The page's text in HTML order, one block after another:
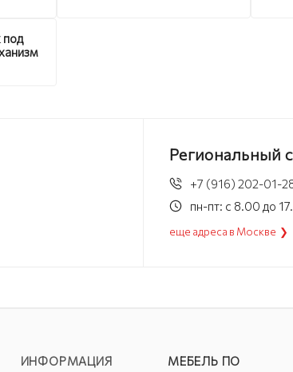
под
Региональный
+7 (916) 202-01-
пн-пт: с 8.00 до
еще адреса в Москве ❯
ИНФОРМАЦИЯ
МЕБЕЛЬ ПО